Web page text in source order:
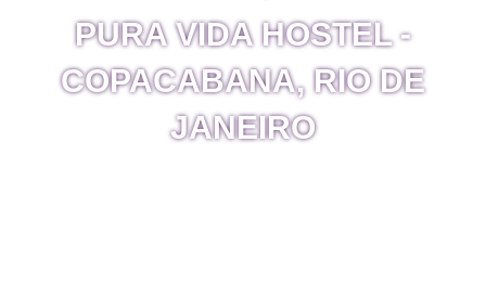
PURA VIDA HOSTEL -
COPACABANA, RIO DE
JANEIRO